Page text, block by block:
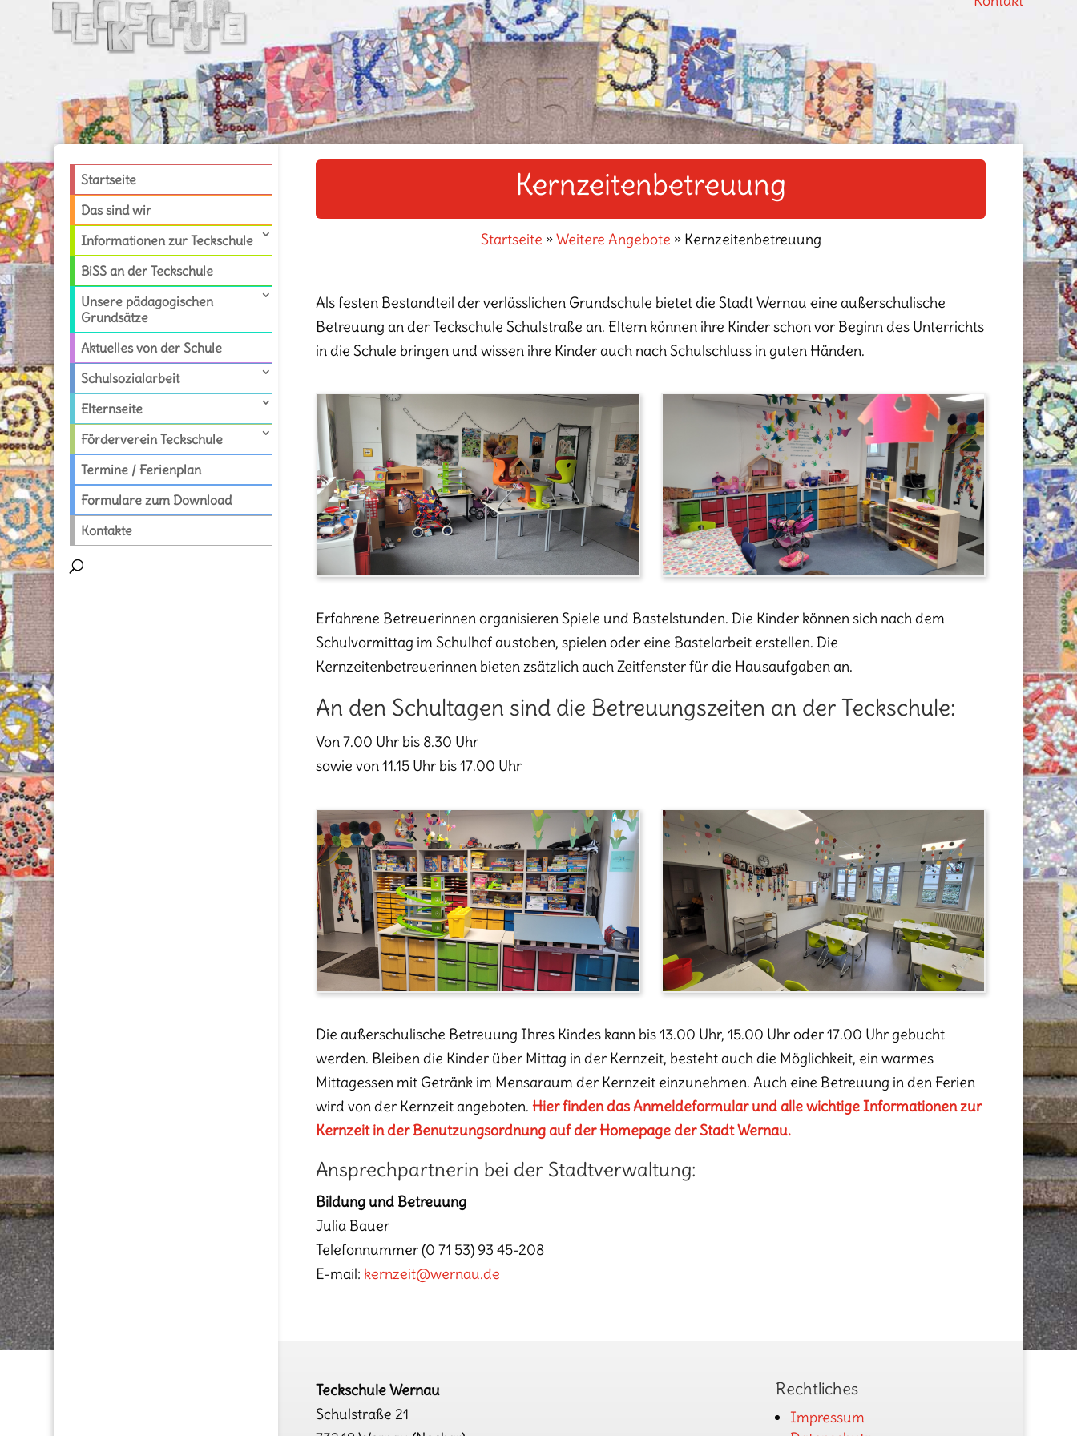
Startseite
Das sind wir
Informationen zur Teckschule
BiSS an der Teckschule
Unsere pädagogischen
Grundsätze
Aktuelles von der Schule
Schulsozialarbeit
Elternseite
Förderverein Teckschule
Termine / Ferienplan
Formulare zum Download
Kontakte
Kernzeitenbetreuung
Startseite »Weitere Angebote » Kernzeitenbetreuung
Als festen Bestandteil der verlässlichen Grundschule bietet die Stadt Wernau eine außerschulische
Betreuung an der Teckschule Schulstraße an. Eltern können ihre Kinder schon vor Beginn des Unterrichts
in die Schule bringen und wissen ihre Kinder auch nach Schulschluss in guten Händen.
Erfahrene Betreuerinnen organisieren Spiele und Bastelstunden. Die Kinder können sich nach dem
Schulvormittag im Schulhof austoben, spielen oder eine Bastelarbeit erstellen. Die
Kernzeitenbetreuerinnen bieten zsätzlich auch Zeitfenster für die Hausaufgaben an.
An den Schultagen sind die Betreuungszeiten an der Teckschule:
Von 7.00 Uhr bis 8.30 Uhr
sowie von 11.15 Uhr bis 17.00 Uhr
Die außerschulische Betreuung Ihres Kindes kann bis 13.00 Uhr, 15.00 Uhr oder 17.00 Uhr gebucht
werden. Bleiben die Kinder über Mittag in der Kernzeit, besteht auch die Möglichkeit, ein warmes
Mittagessen mit Getränk im Mensaraum der Kernzeit einzunehmen. Auch eine Betreuung in den Ferien
wird von der Kernzeit angeboten. Hier finden das Anmeldeformular und alle wichtige Informationen zur
Kernzeit in der Benutzungsordnung auf der Homepage der Stadt Wernau.
Ansprechpartnerin bei der Stadtverwaltung:
Bildung und Betreuung
Julia Bauer
Telefonnummer (0 71 53) 93 45-208
E-mail: kernzeit@wernau.de
Teckschule Wernau
Schulstraße 21
Rechtliches
Impressum